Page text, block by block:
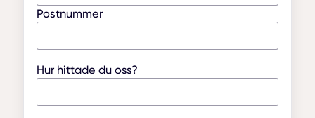
Postnummer
Hur hittade du oss?